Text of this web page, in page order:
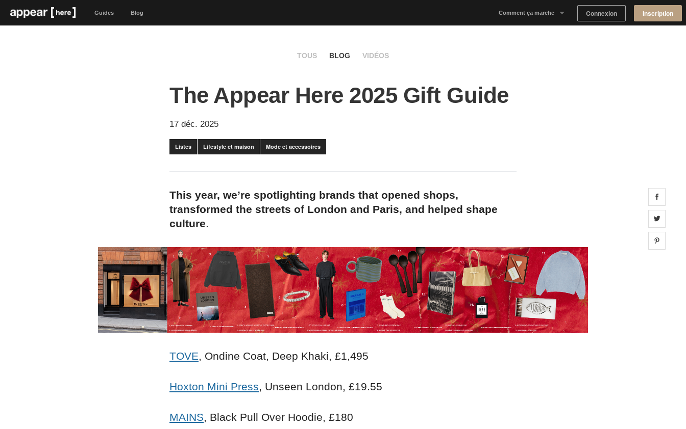
Guides Blog Comment ça marche Connexion Inscription
TOUS BLOG VIDÉOS
The Appear Here 2025 Gift Guide
17 déc. 2025
Listes Lifestyle et maison Mode et accessoires
This year, we’re spotlighting brands that opened shops,
transformed the streets of London and Paris, and helped shape
culture.
TOVE, Ondine Coat, Deep Khaki, £1,495
Hoxton Mini Press, Unseen London, £19.55
MAINS, Black Pull Over Hoodie, £180